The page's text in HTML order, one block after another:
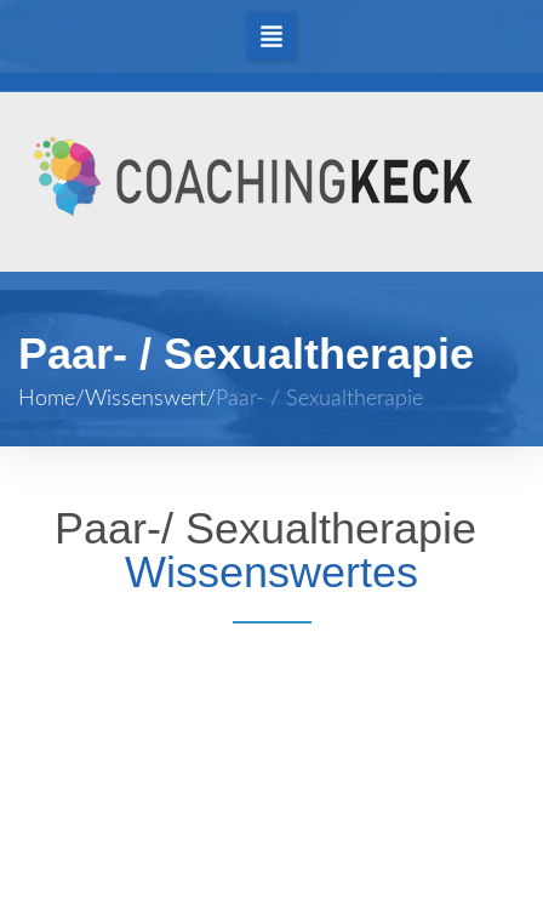
Paar- / Sexualtherapie
Home/Wissenswert/ Paar- / Sexualtherapie
Paar-/ Sexualtherapie
Wissenswertes